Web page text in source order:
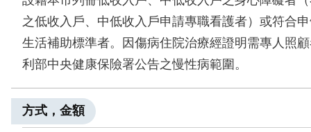
之低收入戶、中低收入戶申請專職看護者）或符合
生活補助標準者。因傷病住院治療經證明需專人照
利部中央健康保險署公告之慢性病範圍。
方式，金額